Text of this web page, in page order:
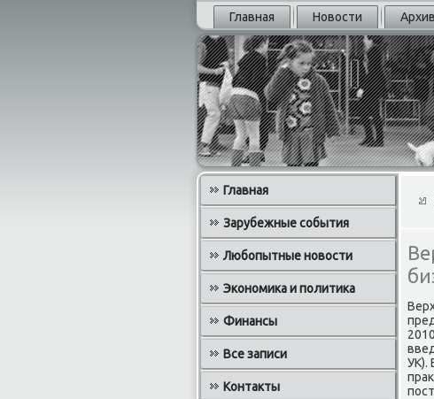
Главная Новости
Главная
Зарубежные события
Любопытные новости
Экономика и политика
Финансы
Все записи
Контакты
УК).